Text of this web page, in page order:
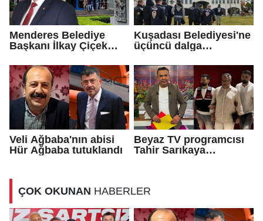
Menderes Belediye
Başkanı İlkay Çiçek
Kuşadası Belediyesi'ne
üçüncü dalga
Veli Ağbaba'nın abisi
Hür Ağbaba tutuklandı
Beyaz TV programcısı
Tahir Sarıkaya
ÇOK OKUNAN HABERLER